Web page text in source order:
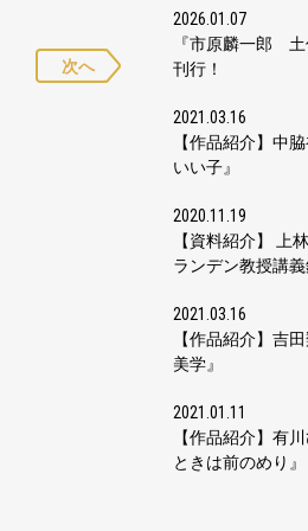
次へ
2026.01.07
『市原麟一郎 土
刊行！
2021.03.16
【作品紹介】中
いい子』
2020.11.19
【資料紹介】
ランデン教授講義
2021.03.16
【作品紹介】吉
美学』
2021.01.11
【作品紹介】有
ときは前のめり』